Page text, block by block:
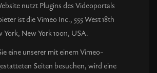
nutzt Plugins des Videoportals
ist die Vimeo Inc., 555 West 18th
New York 10011, USA.
eine unserer mit einem Vimeo-
Seiten besuchen, wird eine